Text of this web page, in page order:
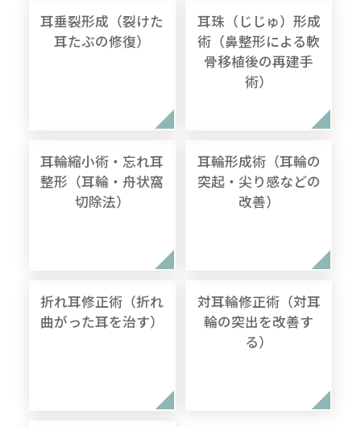
耳垂裂形成（裂けた
耳たぶの修復）
耳珠（じじゅ）形成
術（鼻整形による軟
骨移植後の再建手
術）
耳輪縮小術・忘れ耳
整形（耳輪・舟状窩
切除法）
耳輪形成術（耳輪の
突起・尖り感などの
改善）
折れ耳修正術（折れ
曲がった耳を治す）
対耳輪修正術（対耳
輪の突出を改善す
る）
Web
予約